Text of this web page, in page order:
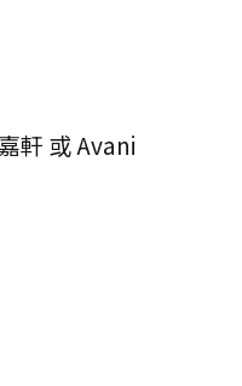
軒 或 Avani